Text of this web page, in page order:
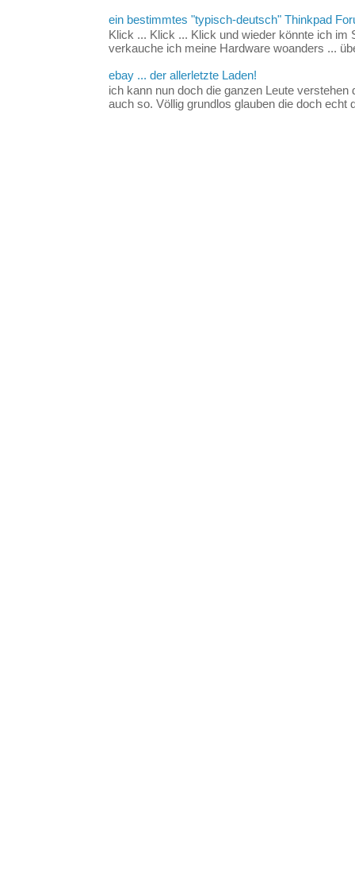
ein bestimmtes "typisch-deutsch" Thinkpad
Klick ... Klick ... Klick und wieder könnte ich im
verkauche ich meine Hardware woanders ...
ebay ... der allerletzte Laden!
ich kann nun doch die ganzen Leute
auch so. Völlig grundlos glauben die doch echt